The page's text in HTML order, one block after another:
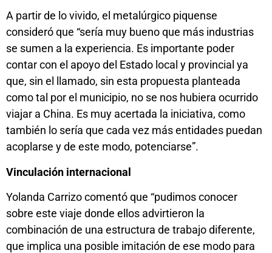
A partir de lo vivido, el metalúrgico piquense
consideró que “sería muy bueno que más industrias
se sumen a la experiencia. Es importante poder
contar con el apoyo del Estado local y provincial ya
que, sin el llamado, sin esta propuesta planteada
como tal por el municipio, no se nos hubiera ocurrido
viajar a China. Es muy acertada la iniciativa, como
también lo sería que cada vez más entidades puedan
acoplarse y de este modo, potenciarse”.
Vinculación internacional
Yolanda Carrizo comentó que “pudimos conocer
sobre este viaje donde ellos advirtieron la
combinación de una estructura de trabajo diferente,
que implica una posible imitación de ese modo para